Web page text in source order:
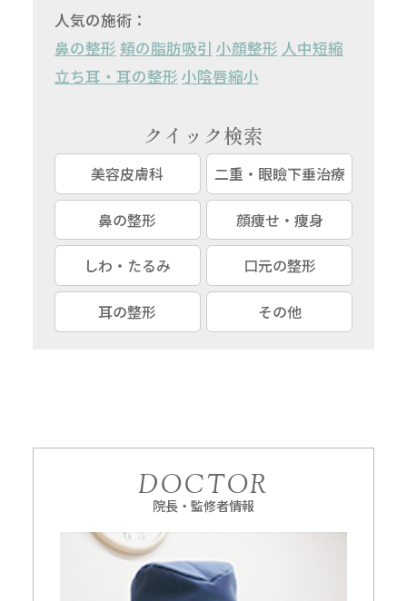
人気の施術：
鼻の整形 頬の脂肪吸引 小顔整形 人中短縮
立ち耳・耳の整形 小陰唇縮小
クイック検索
美容皮膚科 二重・眼瞼下垂治療
鼻の整形 顔痩せ・痩身
しわ・たるみ 口元の整形
耳の整形 その他
DOCTOR
院長・監修者情報